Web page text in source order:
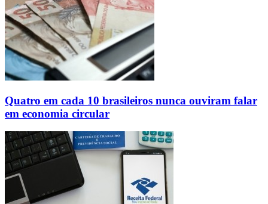
Quatro em cada 10 brasileiros nunca ouviram falar
em economia circular